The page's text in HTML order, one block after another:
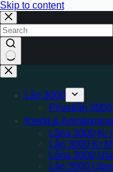
Skip to content
No
results
Lån 3000
Privatlån
Kredit &
Låna 3000 Kr
Lån 3000 Kr
Låna 3000
Lån 3000